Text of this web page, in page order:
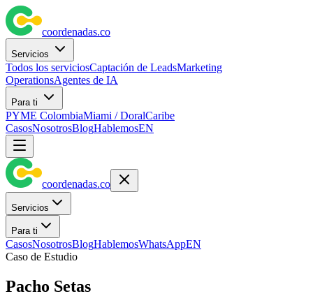
coordenadas.co
Servicios
Todos los serviciosCaptación de LeadsMarketing
OperationsAgentes de IA
Para ti
PYME ColombiaMiami / DoralCaribe
CasosNosotrosBlogHablemosEN
coordenadas.co
Servicios
Para ti
CasosNosotrosBlogHablemosWhatsAppEN
Caso de Estudio
Pacho Setas